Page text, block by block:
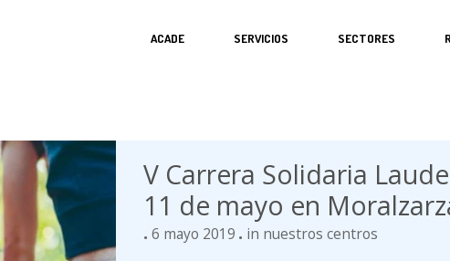
ACADE SERVICIOS SECTORES
V Carrera Solidaria
11 de mayo en
6 mayo 2019 in nuestros centros